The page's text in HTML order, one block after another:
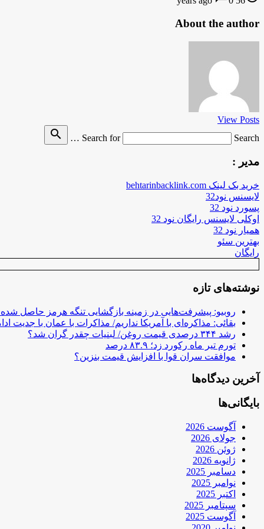
About the author
View Posts
Search for
Search …
search
مدیر :
خرید بک لینک behtarinbacklink.com
لایسنس نود32
پسورد نود 32
اوکلی لایسنس رایگان نود 32
همیار نود 32
بهترین سئو
رایگان
نوشته‌های تازه
روبیو: پیشرفت‌هایی در زمینه بازگشایی تنگه هرمز حاصل
بقائی: مذاکره‌ای با آمریکا نداریم/ مذاکرات با عمان با جدیت
رشد ۳۴۴ درصدی قیمت روغن/ لبنیات چقدر گران شد؟
تورم تیر ماه رکورد زد؛ ۸۳.۹ درصد
موافقت سران قوا با افزایش قیمت بنزین؟
آخرین دیدگاه‌ها
بایگانی‌ها
آگوست 2026
جولای 2026
ژوئن 2026
ژانویه 2026
دسامبر 2025
نوامبر 2025
اکتبر 2025
سپتامبر 2025
آگوست 2025